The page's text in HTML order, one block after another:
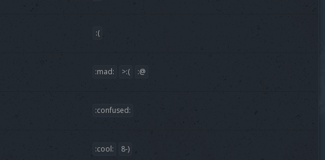
:(
:mad: >:( :@
:confused:
:cool: 8-)